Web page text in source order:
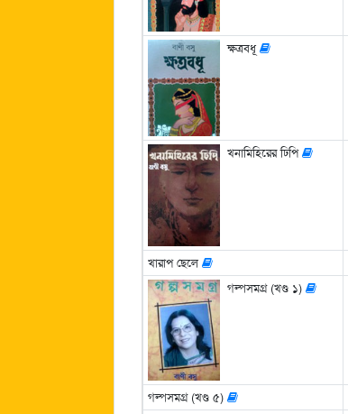
ক্ষত্রবধূ
খনামিহিরের ঢিপি
খারাপ ছেলে
গল্পসমগ্র (খণ্ড ১)
গল্পসমগ্র (খণ্ড ৫)